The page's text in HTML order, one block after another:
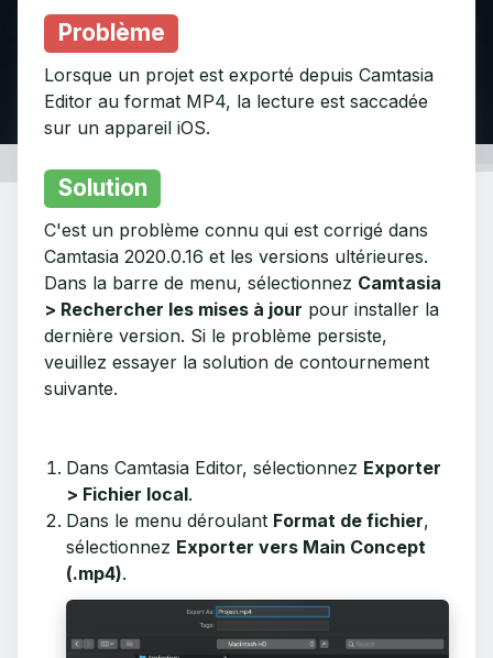
Problème
Lorsque un projet est exporté depuis Camtasia
Editor au format MP4, la lecture est saccadée
sur un appareil iOS.
Solution
C'est un problème connu qui est corrigé dans
Camtasia 2020.0.16 et les versions ultérieures.
Dans la barre de menu, sélectionnez Camtasia
> Rechercher les mises à jour pour installer la
dernière version. Si le problème persiste,
veuillez essayer la solution de contournement
suivante.
Dans Camtasia Editor, sélectionnez Exporter
> Fichier local.
Dans le menu déroulant Format de fichier,
sélectionnez Exporter vers Main Concept
(.mp4).